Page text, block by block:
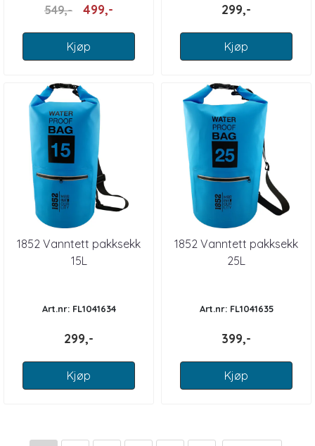
549,- 499,-
Kjøp
299,-
Kjøp
1852 Vanntett pakksekk
15L
Art.nr: FL1041634
299,-
Kjøp
1852 Vanntett pakksekk
25L
Art.nr: FL1041635
399,-
Kjøp